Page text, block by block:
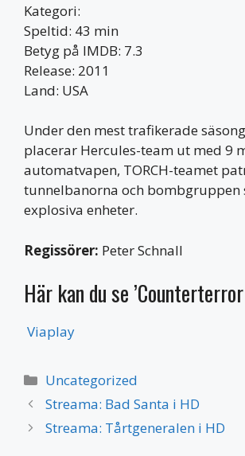
Kategori:
Speltid: 43 min
Betyg på IMDB: 7.3
Release: 2011
Land: USA
Under den mest trafikerade
placerar Hercules-team ut med 9
automatvapen, TORCH-teamet
tunnelbanorna och bombgruppen
explosiva enheter.
Regissörer: Peter Schnall
Här kan du se ’Counterterror
Viaplay
Kategorier
Uncategorized
Streama: Bad Santa i HD
Streama: Tårtgeneralen i HD